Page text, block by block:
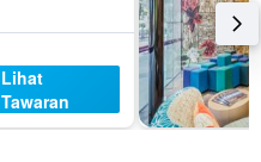
Lihat
Tawaran